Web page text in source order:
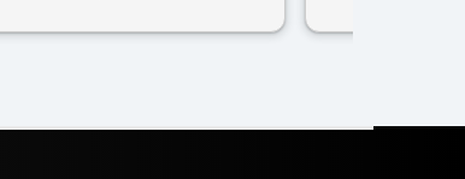
livello e di grande